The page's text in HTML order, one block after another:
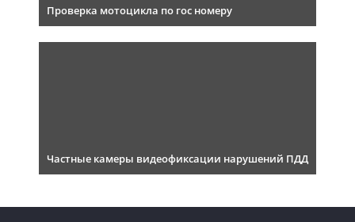
Проверка мотоцикла по гос номеру
Частные камеры видеофиксации нарушений ПДД